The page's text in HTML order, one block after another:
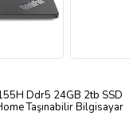
Ddr5 24GB 2tb SSD
Taşınabilir Bilgisayar